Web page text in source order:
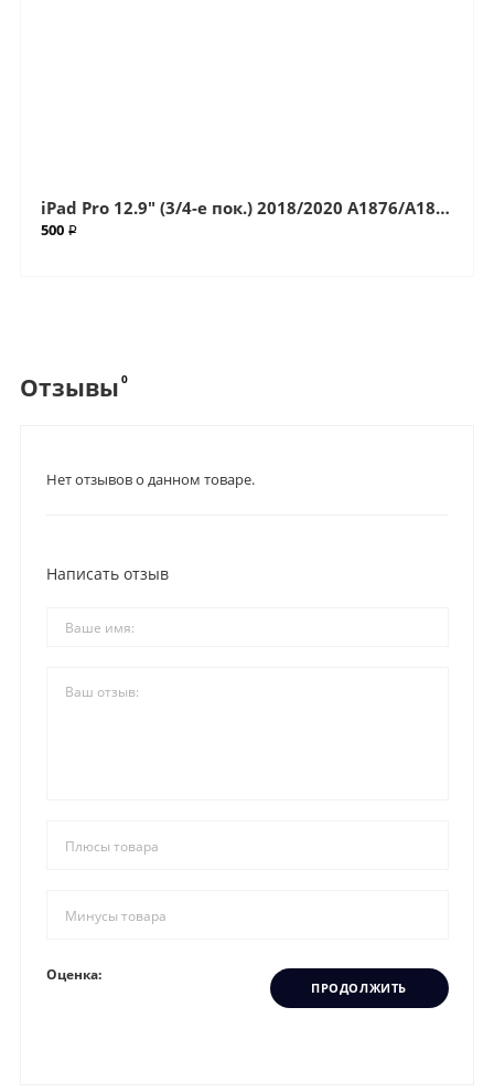
iPad Pro 12.9" (3/4-е пок.) 2018/2020 A1876/A1895/A1983/A2014/A2069/A2229/A2232/A2233 (G+OCA Pro) стекло с OCA плёнкой (Артик.ГС-7277)
500 ₽
Отзывы 0
Нет отзывов о данном товаре.
Написать отзыв
Оценка:
ПРОДОЛЖИТЬ